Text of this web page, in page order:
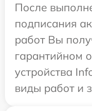
После
подписания
работ Вы
гарантийном
устройства
виды работ и